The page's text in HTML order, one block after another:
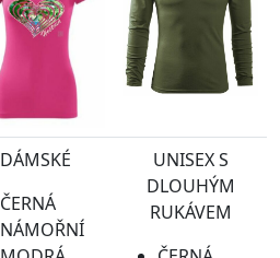
DÁMSKÉ
ČERNÁ
NÁMOŘNÍ
UNISEX S
DLOUHÝM
RUKÁVEM